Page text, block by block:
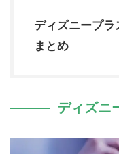
ディズニープラ
まとめ
ディズニ